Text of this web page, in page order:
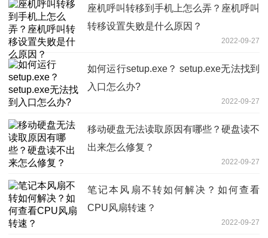
座机呼叫转移到手机上怎么弄？座机呼叫
转移设置失败是什么原因？
2022-09-27
如何运行setup.exe？ setup.exe无法找到
入口怎么办?
2022-09-27
移动硬盘无法读取原因有哪些？硬盘读不
出来怎么修复？
2022-09-27
笔记本风扇不转如何解决？如何查看
CPU风扇转速？
2022-09-27